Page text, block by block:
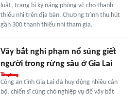
luật, trang bị kỹ năng phòng vệ cho thanh
thiếu nhi trên địa bàn. Chương trình thu hút
gần 300 thanh thiếu nhi tham gia.
Vây bắt nghi phạm nổ súng giết
người trong rừng sâu ở Gia Lai
Công an tỉnh Gia Lai đã huy động nhiều cán
bộ, chiến sĩ cùng chó nghiệp vụ để vây bắt